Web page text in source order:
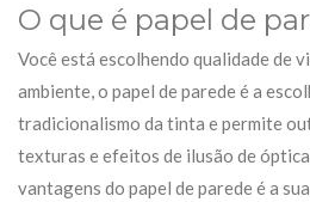
O que é papel de
Você está escolhendo qualidade de
ambiente, o papel de parede é a
tradicionalismo da tinta e permite
texturas e efeitos de ilusão de
vantagens do papel de parede é a